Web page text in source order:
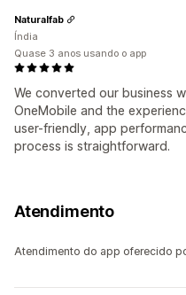
We converted our business
OneMobile and the
user-friendly, app
process is straightforward.
Naturalfab
Índia
Quase 3 anos usando o app
Atendimento
Atendimento do app oferecido